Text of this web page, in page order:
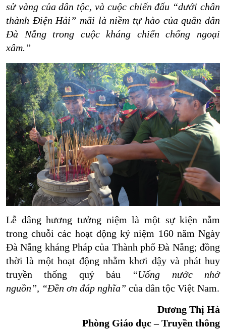
sử vàng của dân tộc, và cuộc chiến đấu “dưới chân
thành Điện Hải” mãi là niềm tự hào của quân dân
Đà Nẵng trong cuộc kháng chiến chống ngoại
xâm.”
Lễ dâng hương tưởng niệm là một sự kiện nằm
trong chuỗi các hoạt động kỷ niệm 160 năm Ngày
Đà Nẵng kháng Pháp của Thành phố Đà Nẵng; đồng
thời là một hoạt động nhằm khơi dậy và phát huy
truyền thống quý báu
“Uống nước nhớ
nguồn”, “Đền ơn đáp nghĩa” của dân tộc Việt Nam.
Dương Thị Hà
Phòng Giáo dục – Truyền thông